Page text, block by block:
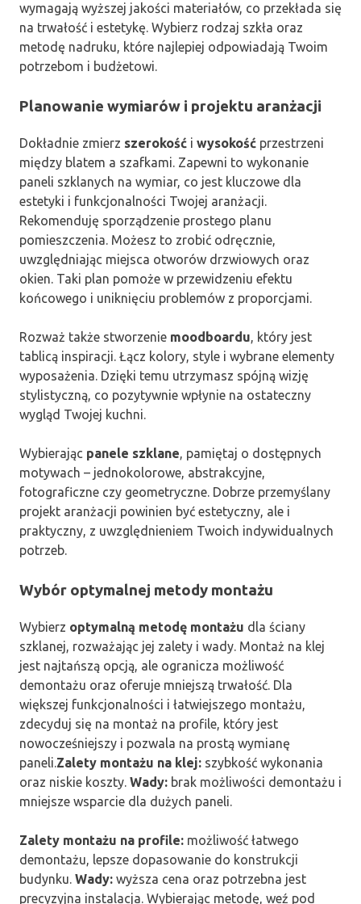
wymagają wyższej jakości materiałów, co przekłada się
na trwałość i estetykę. Wybierz rodzaj szkła oraz
metodę nadruku, które najlepiej odpowiadają Twoim
potrzebom i budżetowi.
Planowanie wymiarów i projektu aranżacji
Dokładnie zmierz szerokość i wysokość przestrzeni
między blatem a szafkami. Zapewni to wykonanie
paneli szklanych na wymiar, co jest kluczowe dla
estetyki i funkcjonalności Twojej aranżacji.
Rekomenduję sporządzenie prostego planu
pomieszczenia. Możesz to zrobić odręcznie,
uwzględniając miejsca otworów drzwiowych oraz
okien. Taki plan pomoże w przewidzeniu efektu
końcowego i uniknięciu problemów z proporcjami.
Rozważ także stworzenie moodboardu, który jest
tablicą inspiracji. Łącz kolory, style i wybrane elementy
wyposażenia. Dzięki temu utrzymasz spójną wizję
stylistyczną, co pozytywnie wpłynie na ostateczny
wygląd Twojej kuchni.
Wybierając panele szklane, pamiętaj o dostępnych
motywach – jednokolorowe, abstrakcyjne,
fotograficzne czy geometryczne. Dobrze przemyślany
projekt aranżacji powinien być estetyczny, ale i
praktyczny, z uwzględnieniem Twoich indywidualnych
potrzeb.
Wybór optymalnej metody montażu
Wybierz optymalną metodę montażu dla ściany
szklanej, rozważając jej zalety i wady. Montaż na klej
jest najtańszą opcją, ale ogranicza możliwość
demontażu oraz oferuje mniejszą trwałość. Dla
większej funkcjonalności i łatwiejszego montażu,
zdecyduj się na montaż na profile, który jest
nowocześniejszy i pozwala na prostą wymianę
paneli.Zalety montażu na klej: szybkość wykonania
oraz niskie koszty. Wady: brak możliwości demontażu i
mniejsze wsparcie dla dużych paneli.
Zalety montażu na profile: możliwość łatwego
demontażu, lepsze dopasowanie do konstrukcji
budynku. Wady: wyższa cena oraz potrzebna jest
precyzyjna instalacja. Wybierając metodę, weź pod